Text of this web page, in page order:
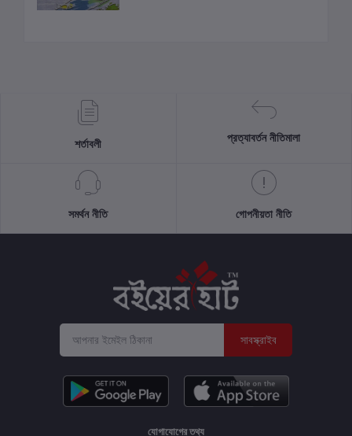
শর্তাবলী প্রত্যাবর্তন নীতিমালা
সমর্থন নীতি গোপনীয়তা নীতি
সাবস্ক্রাইব
যোগাযোগের তথ্য